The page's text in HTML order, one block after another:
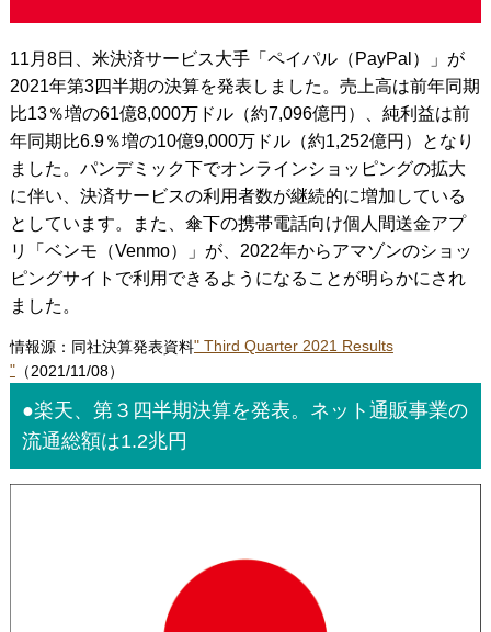
11月8日、米決済サービス大手「ペイパル（PayPal）」が
2021年第3四半期の決算を発表しました。売上高は前年同期
比13％増の61億8,000万ドル（約7,096億円）、純利益は前
年同期比6.9％増の10億9,000万ドル（約1,252億円）となり
ました。パンデミック下でオンラインショッピングの拡大
に伴い、決済サービスの利用者数が継続的に増加している
としています。また、傘下の携帯電話向け個人間送金アプ
リ「ベンモ（Venmo）」が、2022年からアマゾンのショッ
ピングサイトで利用できるようになることが明らかにされ
ました。
情報源：同社決算発表資料" Third Quarter 2021 Results
"（2021/11/08）
●楽天、第３四半期決算を発表。ネット通販事業の
流通総額は1.2兆円